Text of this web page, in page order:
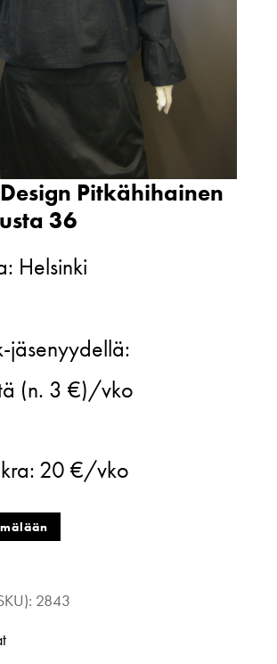
Pitkähihainen
36
Helsinki
jäsenyydellä:
(n. 3 €)/vko
20 €/vko
2843